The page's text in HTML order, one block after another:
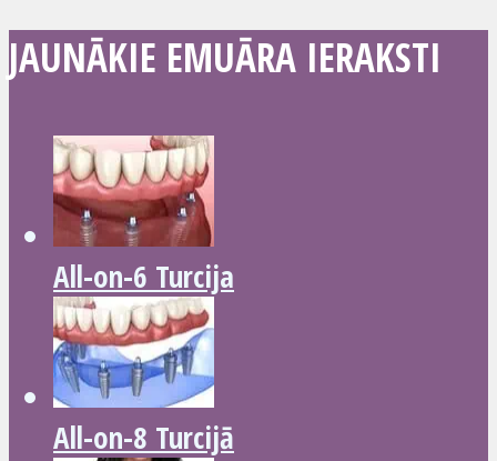
JAUNĀKIE EMUĀRA IERAKSTI
All-on-6 Turcija
All-on-8 Turcijā